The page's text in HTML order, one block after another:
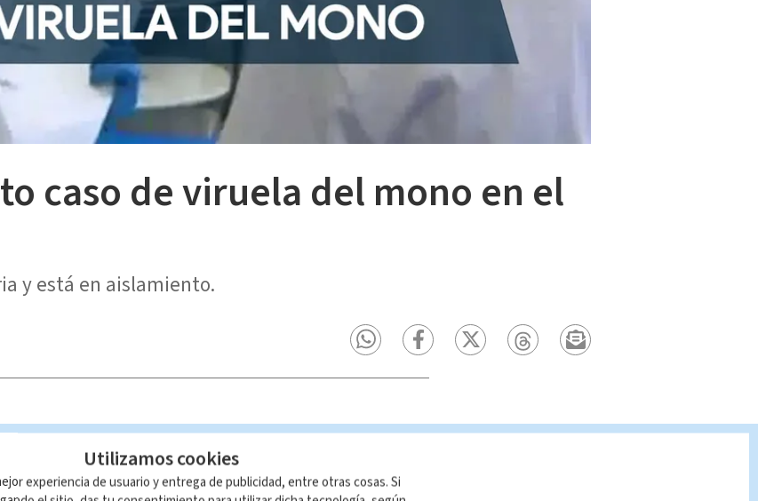
caso de viruela del mono en el
y está en aislamiento.
Utilizamos cookies
experiencia de usuario y entrega de publicidad, entre otras cosas. Si